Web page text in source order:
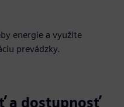
energie a využite
prevádzky.
a dostupnosť